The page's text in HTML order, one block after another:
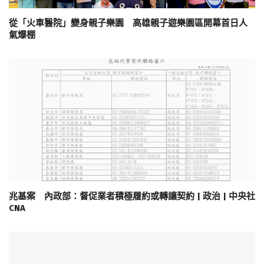
從「火車醫院」變身親子樂園 高雄親子遊樂園區開幕首日人
氣爆棚
兆基案 內政部：督促業者積極履約或轉讓契約 | 政治 | 中央社
CNA